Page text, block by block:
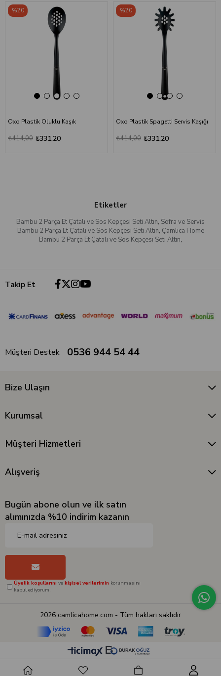
Oxo Plastik Oluklu Kaşık
₺331,20
₺414,00
%20
Oxo Plastik Spagetti Servis Kaşığı
₺331,20
₺414,00
%20
Etiketler
Bambu 2 Parça Et Çatalı ve Sos Kepçesi Seti Altın, Sofra ve Servis
Bambu 2 Parça Et Çatalı ve Sos Kepçesi Seti Altın, Çamlıca Home
Bambu 2 Parça Et Çatalı ve Sos Kepçesi Seti Altın,
Takip Et
Müşteri Destek 0536 944 54 44
Bize Ulaşın
Kurumsal
Müşteri Hizmetleri
Alışveriş
Bugün abone olun ve ilk satın
alımınızda %10 indirim kazanın
Üyelik koşullarını ve kişisel verilerimin korunmasını
kabul ediyorum.
2026 camlicahome.com - Tüm hakları saklıdır